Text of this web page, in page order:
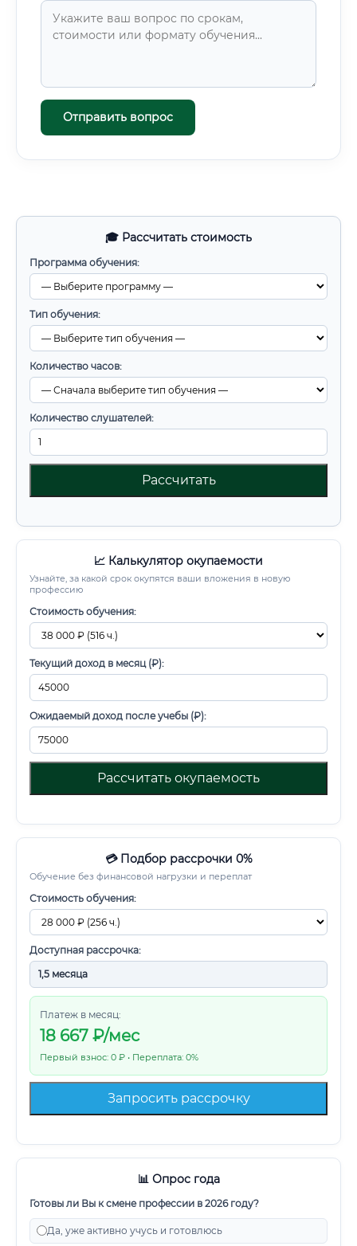
🎓 Рассчитать стоимость
Программа обучения:
Тип обучения:
Количество часов:
Количество слушателей:
Рассчитать
📈 Калькулятор окупаемости
Узнайте, за какой срок окупятся ваши вложения в новую
профессию
Стоимость обучения:
Текущий доход в месяц (₽):
Ожидаемый доход после учебы (₽):
Рассчитать окупаемость
💳 Подбор рассрочки 0%
Обучение без финансовой нагрузки и переплат
Стоимость обучения:
Доступная рассрочка:
Платеж в месяц:
18 667 ₽/мес
Первый взнос: 0 ₽ • Переплата: 0%
Запросить рассрочку
📊 Опрос года
Готовы ли Вы к смене профессии в 2026 году?
Да, уже активно учусь и готовлюсь
актуальные данные по состоянию на 2024–2025 год.
Отправить вопрос